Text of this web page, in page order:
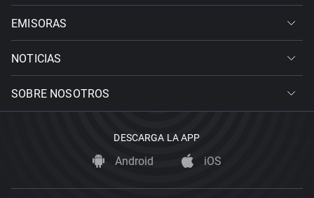
EMISORAS
NOTICIAS
SOBRE NOSOTROS
DESCARGA LA APP
Android iOS